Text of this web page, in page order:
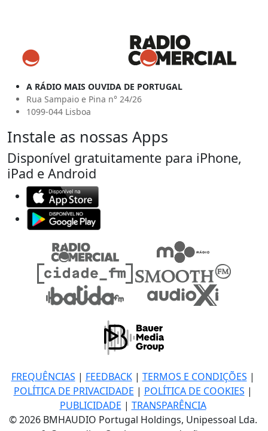
A RÁDIO MAIS OUVIDA DE PORTUGAL
Rua Sampaio e Pina n° 24/26
1099-044 Lisboa
Instale as nossas Apps
Disponível gratuitamente para iPhone,
iPad e Android
FREQUÊNCIAS | FEEDBACK| TERMOS E CONDIÇÕES |
POLÍTICA DE PRIVACIDADE | POLÍTICA DE COOKIES |
PUBLICIDADE | TRANSPARÊNCIA
© 2026 BMHAUDIO Portugal Holdings, Unipessoal Lda.